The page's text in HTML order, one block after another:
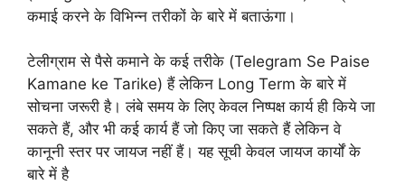
कमाई करने के विभिन्न तरीकों के बारे में बताऊंगा।
टेलीग्राम से पैसे कमाने के कई तरीके (Telegram Se Paise
Kamane ke Tarike) हैं लेकिन Long Term के बारे में
सोचना जरूरी है। लंबे समय के लिए केवल निष्पक्ष कार्य ही किये जा
सकते हैं, और भी कई कार्य हैं जो किए जा सकते हैं लेकिन वे
कानूनी स्तर पर जायज नहीं हैं। यह सूची केवल जायज कार्यों के
बारे में है